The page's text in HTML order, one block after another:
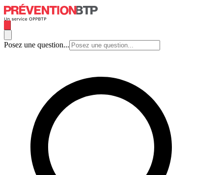
Posez une question...